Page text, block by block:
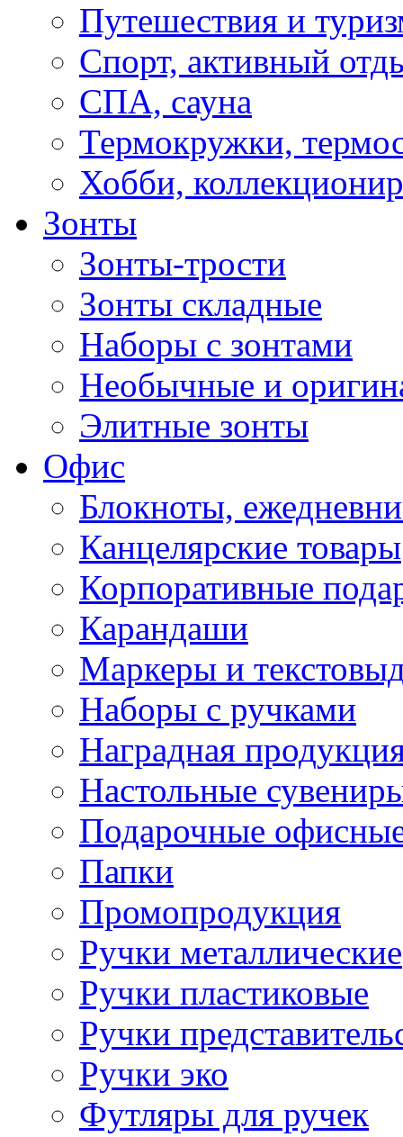
Путешествия и
Спорт, активный
СПА, сауна
Термокружки,
Хобби,
Зонты
Зонты-трости
Зонты складные
Наборы с зонтами
Необычные и
Элитные зонты
Офис
Блокноты,
Канцелярские товары
Корпоративные
Карандаши
Маркеры и
Наборы с ручками
Наградная
Настольные
Подарочные
Папки
Промопродукция
Ручки металлические
Ручки пластиковые
Ручки
Ручки эко
Футляры для ручек